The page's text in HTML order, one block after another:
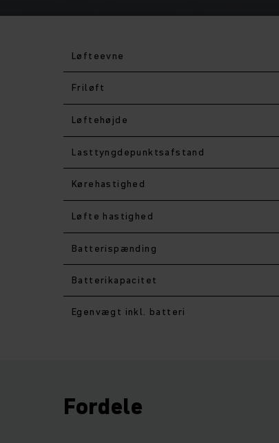
Løfteevne
Friløft
Løftehøjde
Lasttyngdepunktsafstand
Kørehastighed
Løfte hastighed
Batterispænding
Batterikapacitet
Egenvægt inkl. batteri
Fordele